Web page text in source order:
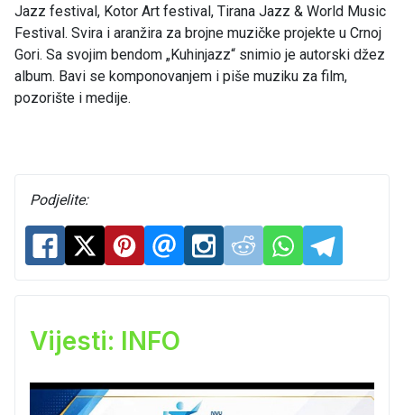
Jazz festival, Kotor Art festival, Tirana Jazz & World Music
Festival. Svira i aranžira za brojne muzičke projekte u Crnoj
Gori. Sa svojim bendom „Kuhinjazz“ snimio je autorski džez
album. Bavi se komponovanjem i piše muziku za film,
pozorište i medije.
Podjelite:
Vijesti: INFO